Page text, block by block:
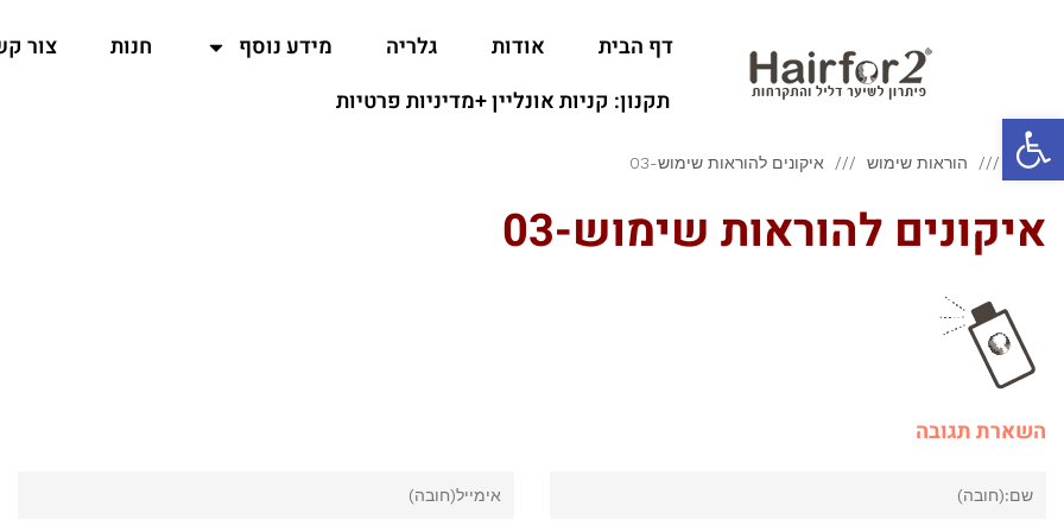
דף הבית אודות גלריה מידע נוסף חנות
צור
תקנון: קניות אונליין +מדיניות פרטיות
ראשי הוראות שימוש איקונים להוראות שימוש-03
איקונים להוראות שימוש-03
השארת תגובה
פתח סרגל נגישות